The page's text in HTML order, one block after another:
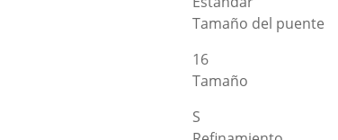
Tamaño del puente
16
Tamaño
S